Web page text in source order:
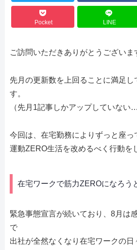
Pocket LINE
ご訪問いただきありがとうございま
先月の更新数を上回ることに満足
す。
（先月1記事しかアップしていない…
今回は、在宅勤務によりずっと座っ
運動ZERO生活を改めるべく行動を
在宅ワークで筋力ZEROになろう
緊急事態宣言が続いており、8月は
で
出社が全然なくなり在宅ワークの日